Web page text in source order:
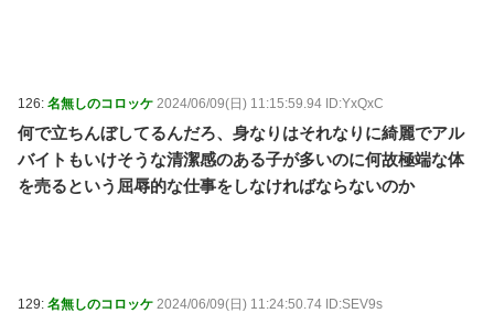
126: 名無しのコロッケ 2024/06/09(日) 11:15:59.94 ID:YxQxC
何で立ちんぼしてるんだろ、身なりはそれなりに綺麗でアル
バイトもいけそうな清潔感のある子が多いのに何故極端な体
を売るという屈辱的な仕事をしなければならないのか
129: 名無しのコロッケ 2024/06/09(日) 11:24:50.74 ID:SEV9s